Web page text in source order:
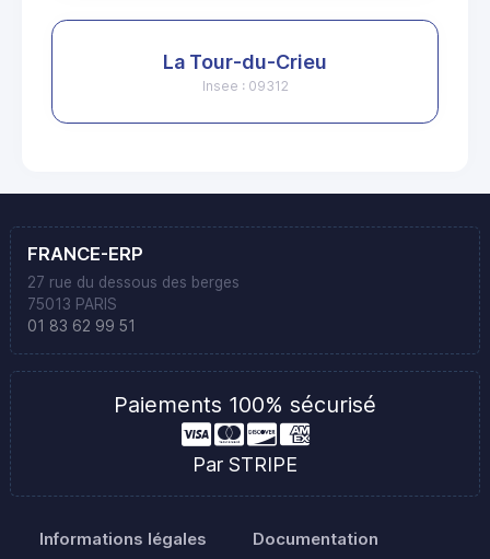
La Tour-du-Crieu
Insee : 09312
FRANCE-ERP
27 rue du dessous des berges
75013 PARIS
01 83 62 99 51
Paiements 100% sécurisé
Par STRIPE
Informations légales Documentation